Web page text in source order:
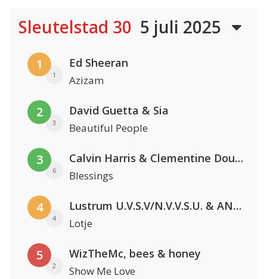
Sleutelstad 30 5 juli 2025
1
1
Ed Sheeran
Azizam
2
3
David Guetta & Sia
Beautiful People
3
6
Calvin Harris & Clementine Douglas
Blessings
4
4
Lustrum U.V.S.V/N.V.V.S.U. & ANNO ONS & Jopke van Dobbenburgh & Roeland Beelen
Lotje
5
2
WizTheMc, bees & honey
Show Me Love